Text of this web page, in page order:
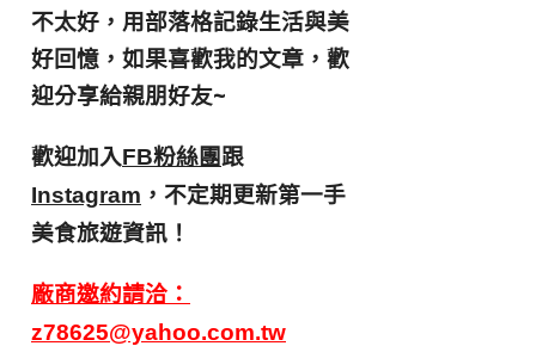
不太好，用部落格記錄生活與美
好回憶， 如果喜歡我的文章，歡
迎分享給親朋好友~
歡迎加入FB粉絲團跟
Instagram ，不定期更新第一手
美食旅遊資訊！
廠商邀約請洽：
z78625@yahoo.com.tw